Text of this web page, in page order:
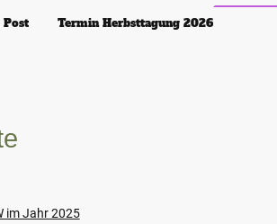
Post Termin Herbsttagung 2026
im Jahr 2025